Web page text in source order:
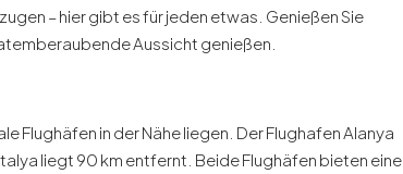
– hier gibt es für jeden etwas. Genießen Sie
Aussicht genießen.
Flughäfen in der Nähe liegen. Der Flughafen Alanya
liegt 90 km entfernt. Beide Flughäfen bieten eine